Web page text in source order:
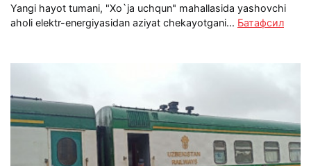
Yangi hayot tumani, "Xo`ja uchqun" mahallasida yashovchi
aholi elektr-energiyasidan aziyat chekayotgani... Батафсил